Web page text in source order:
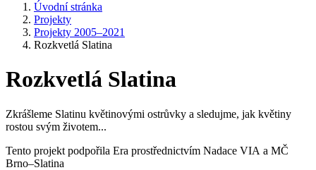
Úvodní stránka
Projekty
Projekty 2005–2021
Rozkvetlá Slatina
Rozkvetlá Slatina
Zkrášleme Slatinu květinovými ostrůvky a sledujme, jak květiny
rostou svým životem...
Tento projekt podpořila Era prostřednictvím Nadace VIA a MČ
Brno–Slatina